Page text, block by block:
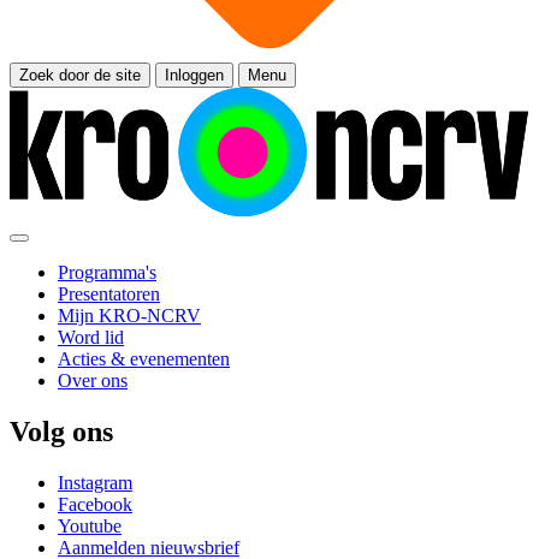
Zoek door de site Inloggen Menu
Programma's
Presentatoren
Mijn KRO-NCRV
Word lid
Acties & evenementen
Over ons
Volg ons
Instagram
Facebook
Youtube
Aanmelden nieuwsbrief